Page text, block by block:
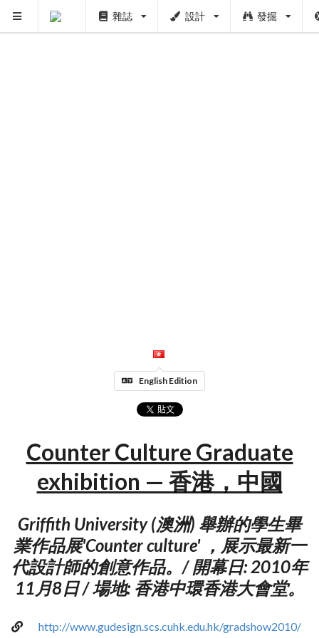
雜誌 設計 發掘
English Edition
Counter Culture Graduate
exhibition — 香港，中國
Griffith University (澳洲) 舉辦的學生畢
業作品展'Counter culture' ，展示最新一
代設計師的創意作品。/ 開幕日: 2010年
11月8日 / 場地: 香港中環香港大會堂。
http://www.gudesign.scs.cuhk.edu.hk/gradshow2010/